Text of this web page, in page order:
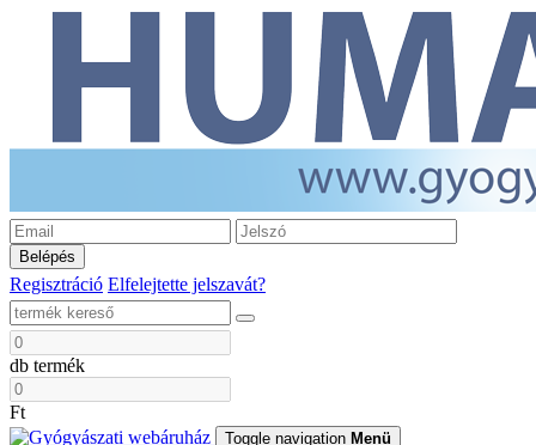
Belépés
Regisztráció Elfelejtette jelszavát?
db termék
Ft
Toggle navigation Menü